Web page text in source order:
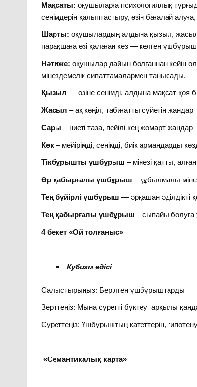
Мақсаты: оқушыларға психологиялық
сенімдерін қалыптастыру, өзін бағалай
Шарты: оқушылардың алдына қызыл,
парақшаға өзі қалаған кез — келген
Нәтиже: оқушылар дайын болғаннан кейін
мінездемелік сипаттамалармен танысады.
Қызыл — өзіне сенімді, алдына мақсат қоя
Жасыл – ақ көңіл, табиғатты сүйетін жандар
Сары – ниеті таза, пейілі кең жомарт жандар
Көк – мейірімді, сенімді, биік армандарды
Тікбұрышты үшбұрыш – мінезі қатты,
Әр қабырғалы үшбұрыш – құбылмалы
Тең бүйірлі үшбұрыш — әрқашан әділдікті
Тең қабырғалы үшбұрыш – сыпайы
4 бекет «Ой толғаныс»
Кубизм әдісі
Салыстырыңыз: Берілген үшбұрыштарды
Зерттеңіз: Мына суретті бүктеу арқылы
Суреттеңіз: Үшбұрыштың катеттерін,
«Семантикалық карта»